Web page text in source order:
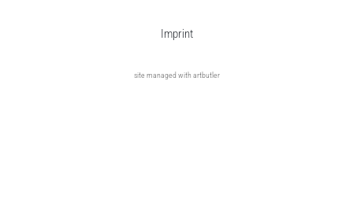
Imprint
site managed with artbutler